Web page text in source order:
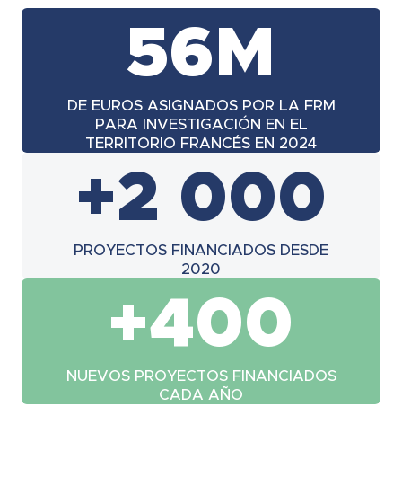
56M
DE EUROS ASIGNADOS POR LA FRM
PARA INVESTIGACIÓN EN EL
TERRITORIO FRANCÉS EN 2024
+2 000
PROYECTOS FINANCIADOS DESDE
2020
+400
NUEVOS PROYECTOS FINANCIADOS
CADA AÑO